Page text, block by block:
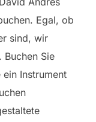
Egal, ob
sind, wir
Buchen Sie
Instrument